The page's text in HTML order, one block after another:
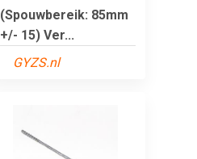
(Spouwbereik: 85mm
+/- 15) Ver...
GYZS.nl